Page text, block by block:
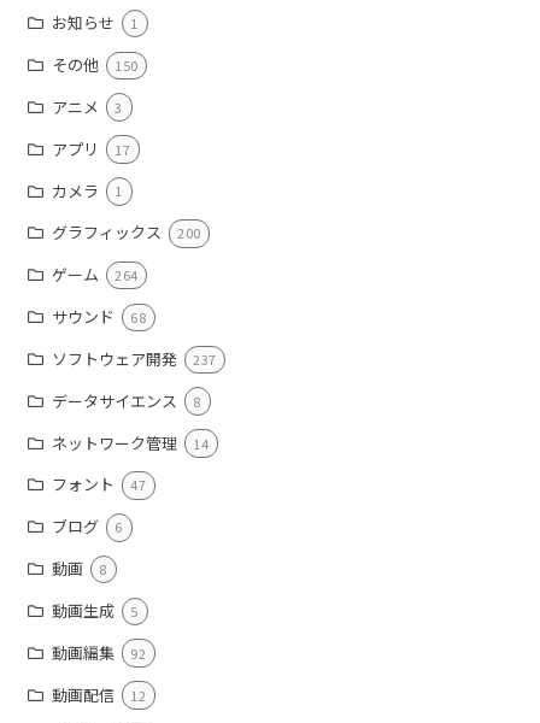
お知らせ 1
その他 150
アニメ 3
アプリ 17
カメラ 1
グラフィックス 200
ゲーム 264
サウンド 68
ソフトウェア開発 237
データサイエンス 8
ネットワーク管理 14
フォント 47
ブログ 6
動画 8
動画生成 5
動画編集 92
動画配信 12